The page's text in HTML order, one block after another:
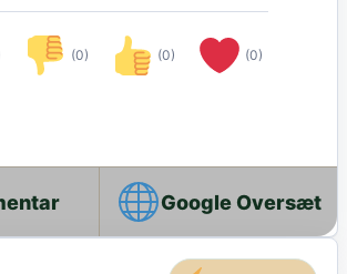
(0) (0) (0)
Google Oversæt